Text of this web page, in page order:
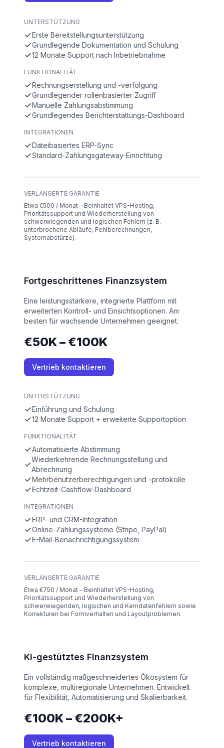
UNTERSTÜTZUNG
Erste Bereitstellungsunterstützung
Grundlegende Dokumentation und Schulung
12 Monate Support nach Inbetriebnahme
FUNKTIONALITÄT
Rechnungserstellung und -verfolgung
Grundlegender rollenbasierter Zugriff
Manuelle Zahlungsabstimmung
Grundlegendes Berichterstattungs-Dashboard
INTEGRATIONEN
Dateibasiertes ERP-Sync
Standard-Zahlungsgateway-Einrichtung
VERLÄNGERTE GARANTIE
Etwa €500 / Monat – Beinhaltet VPS-Hosting,
Prioritätssupport und Wiederherstellung von
schwerwiegenden und logischen Fehlern (z. B.
unterbrochene Abläufe, Fehlberechnungen,
Systemabstürze).
Fortgeschrittenes Finanzsystem
Eine leistungsstärkere, integrierte Plattform mit
erweiterten Kontroll- und Einsichtsoptionen. Am
besten für wachsende Unternehmen geeignet.
€50K – €100K
Vertrieb kontaktieren
UNTERSTÜTZUNG
Einführung und Schulung
12 Monate Support + erweiterte Supportoption
FUNKTIONALITÄT
Automatisierte Abstimmung
Wiederkehrende Rechnungsstellung und
Abrechnung
Mehrbenutzerberechtigungen und -protokolle
Echtzeit-Cashflow-Dashboard
INTEGRATIONEN
ERP- und CRM-Integration
Online-Zahlungssysteme (Stripe, PayPal)
E-Mail-Benachrichtigungssystem
VERLÄNGERTE GARANTIE
Etwa €750 / Monat – Beinhaltet VPS-Hosting,
Prioritätssupport und Wiederherstellung von
schwerwiegenden, logischen und Kerndatenfehlern sowie
Korrekturen bei Formverhalten und Layoutproblemen.
KI-gestütztes Finanzsystem
Ein vollständig maßgeschneidertes Ökosystem für
komplexe, multiregionale Unternehmen. Entwickelt
für Flexibilität, Automatisierung und Skalierbarkeit.
€100K – €200K+
Vertrieb kontaktieren